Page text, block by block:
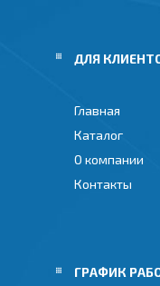
ДЛЯ
Главная
Каталог
О компании
Контакты
ГРАФИК